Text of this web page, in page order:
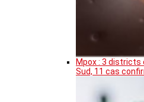
Mpox : 3 districts
Sud, 11 cas